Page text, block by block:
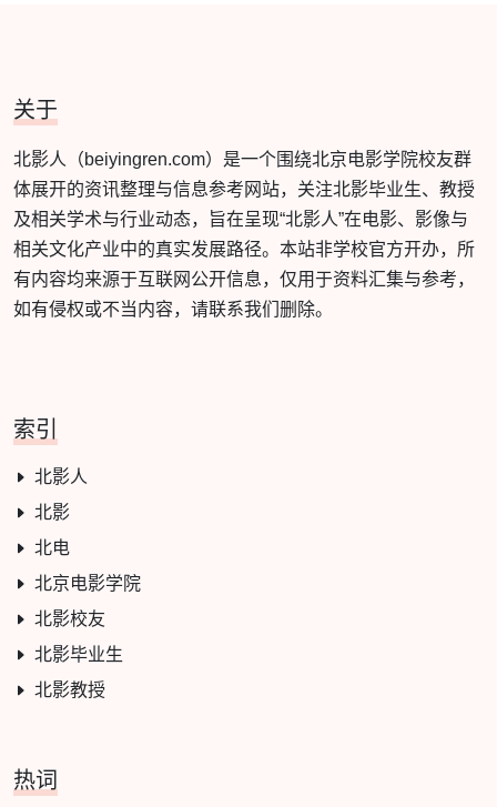
关于
北影人（beiyingren.com）是一个围绕北京电影学院校友群
体展开的资讯整理与信息参考网站，关注北影毕业生、教授
及相关学术与行业动态，旨在呈现“北影人”在电影、影像与
相关文化产业中的真实发展路径。本站非学校官方开办，所
有内容均来源于互联网公开信息，仅用于资料汇集与参考，
如有侵权或不当内容，请联系我们删除。
索引
北影人
北影
北电
北京电影学院
北影校友
北影毕业生
北影教授
热词